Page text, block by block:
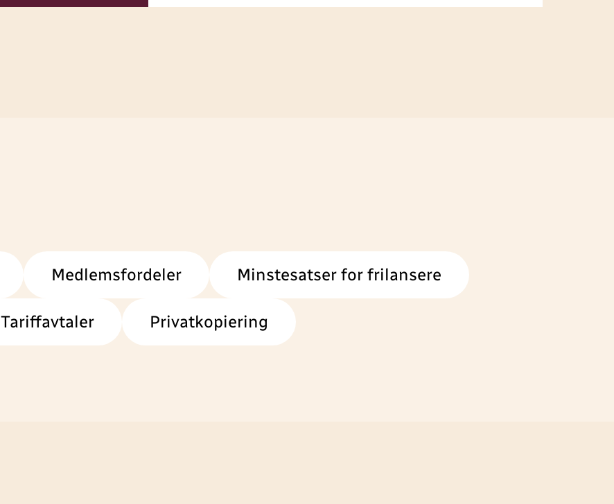
Medlemsfordeler Minstesatser for frilansere
Tariffavtaler Privatkopiering